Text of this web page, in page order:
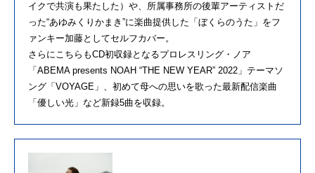
イクで共演も果たした）や、所属事務所の後輩アーティストだ
った“あゆみくりかまき”に楽曲提供した「ぼくらのうた」をフ
ァンキー加藤としてセルフカバー。
さらにこちらもCD初収録となるプロレスリング・ノア
「ABEMA presents NOAH “THE NEW YEAR” 2022」テーマソ
ング「VOYAGE」、初めて母への思いを歌った最新配信楽曲
「優しい光」など新録5曲を収録。